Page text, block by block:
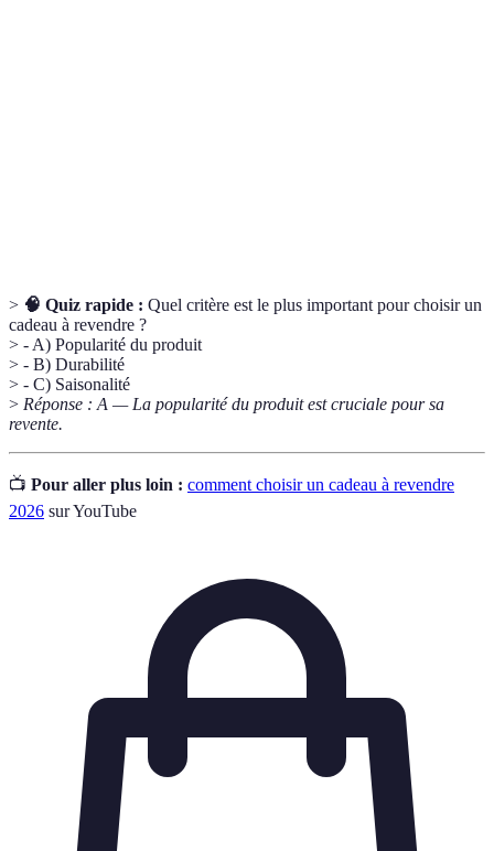
> 🧠 Quiz rapide : Quel critère est le plus important pour choisir un
cadeau à revendre ?
> - A) Popularité du produit
> - B) Durabilité
> - C) Saisonalité
> Réponse : A — La popularité du produit est cruciale pour sa
revente.
📺 Pour aller plus loin : comment choisir un cadeau à revendre
2026 sur YouTube